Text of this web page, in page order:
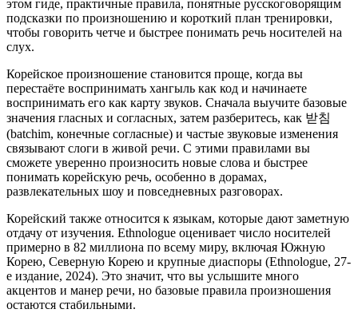
этом гиде, практичные правила, понятные русскоговорящим
подсказки по произношению и короткий план тренировки,
чтобы говорить четче и быстрее понимать речь носителей на
слух.
Корейское произношение становится проще, когда вы
перестаёте воспринимать хангыль как код и начинаете
воспринимать его как карту звуков. Сначала выучите базовые
значения гласных и согласных, затем разберитесь, как 받침
(batchim, конечные согласные) и частые звуковые изменения
связывают слоги в живой речи. С этими правилами вы
сможете уверенно произносить новые слова и быстрее
понимать корейскую речь, особенно в дорамах,
развлекательных шоу и повседневных разговорах.
Корейский также относится к языкам, которые дают заметную
отдачу от изучения. Ethnologue оценивает число носителей
примерно в 82 миллиона по всему миру, включая Южную
Корею, Северную Корею и крупные диаспоры (Ethnologue, 27-
е издание, 2024). Это значит, что вы услышите много
акцентов и манер речи, но базовые правила произношения
остаются стабильными.